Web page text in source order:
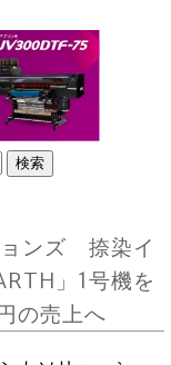
ョンズ 捺染イ
」1号機を
の売上へ